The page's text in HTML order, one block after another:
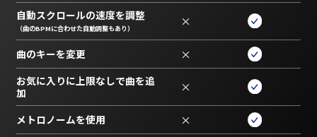
自動スクロールの速度を調整
（曲のBPMに合わせた自動調整もあり） ×
曲のキーを変更 ×
お気に入りに上限なしで曲を追
加
×
メトロノームを使用 ×